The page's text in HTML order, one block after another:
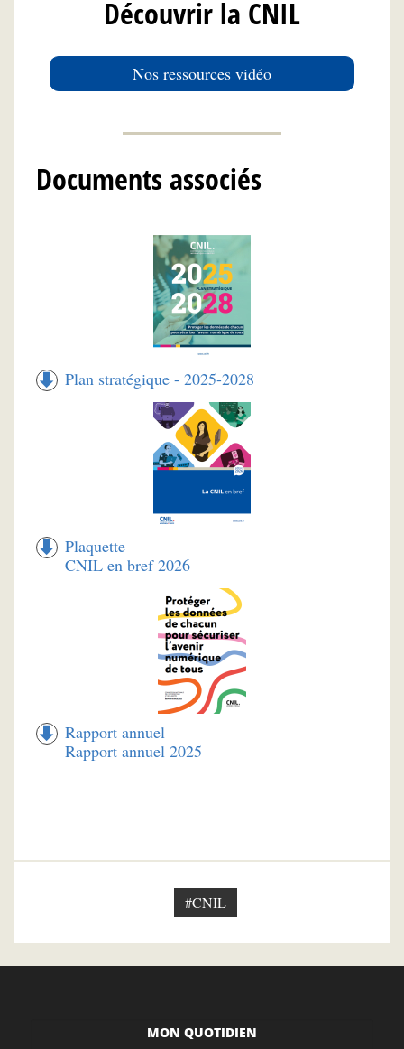
Découvrir la CNIL
Nos ressources vidéo
Documents associés
Plan stratégique - 2025-2028
Plaquette
CNIL en bref 2026
Rapport annuel
Rapport annuel 2025
#CNIL
MON QUOTIDIEN